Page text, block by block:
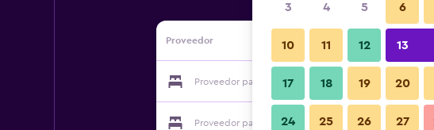
Proveedor
Proveedor para Petrosetco Hotel
Proveedor para Petrosetco Hotel
3 4 5 6
10 11 12 13
17 18 19 20
24 25 26 27